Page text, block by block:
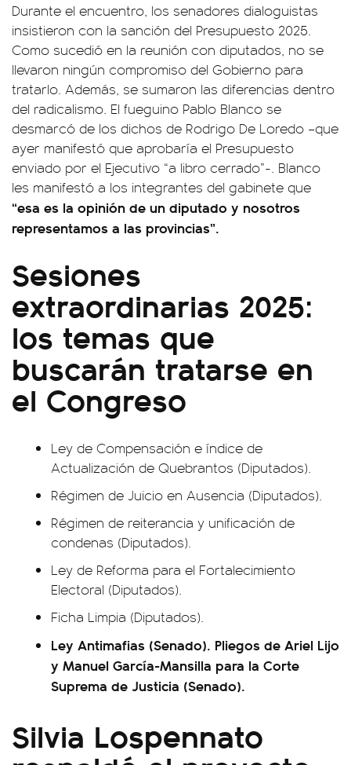
Durante el encuentro, los senadores dialoguistas
insistieron con la sanción del Presupuesto 2025.
Como sucedió en la reunión con diputados, no se
llevaron ningún compromiso del Gobierno para
tratarlo. Además, se sumaron las diferencias dentro
del radicalismo. El fueguino Pablo Blanco se
desmarcó de los dichos de Rodrigo De Loredo –que
ayer manifestó que aprobaría el Presupuesto
enviado por el Ejecutivo “a libro cerrado”-. Blanco
les manifestó a los integrantes del gabinete que
“esa es la opinión de un diputado y nosotros
representamos a las provincias”.
Sesiones
extraordinarias 2025:
los temas que
buscarán tratarse en
el Congreso
Ley de Compensación e índice de
Actualización de Quebrantos (Diputados).
Régimen de Juicio en Ausencia (Diputados).
Régimen de reiterancia y unificación de
condenas (Diputados).
Ley de Reforma para el Fortalecimiento
Electoral (Diputados).
Ficha Limpia (Diputados).
Ley Antimafias (Senado). Pliegos de Ariel Lijo
y Manuel García-Mansilla para la Corte
Suprema de Justicia (Senado).
Silvia Lospennato